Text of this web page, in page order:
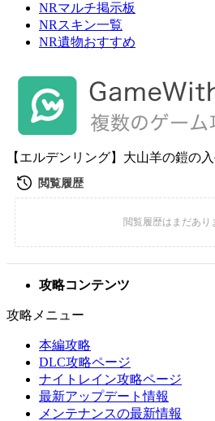
NRマルチ掲示板
NRスキン一覧
NR遺物おすすめ
【エルデンリング】大山羊の鎧の
攻略コンテンツ
攻略メニュー
本編攻略
DLC攻略ページ
ナイトレイン攻略ページ
最新アップデート情報
メンテナンスの最新情報